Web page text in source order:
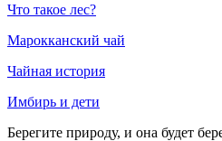
Что такое лес?
Марокканский чай
Чайная история
Имбирь и дети
Берегите природу, и она будет